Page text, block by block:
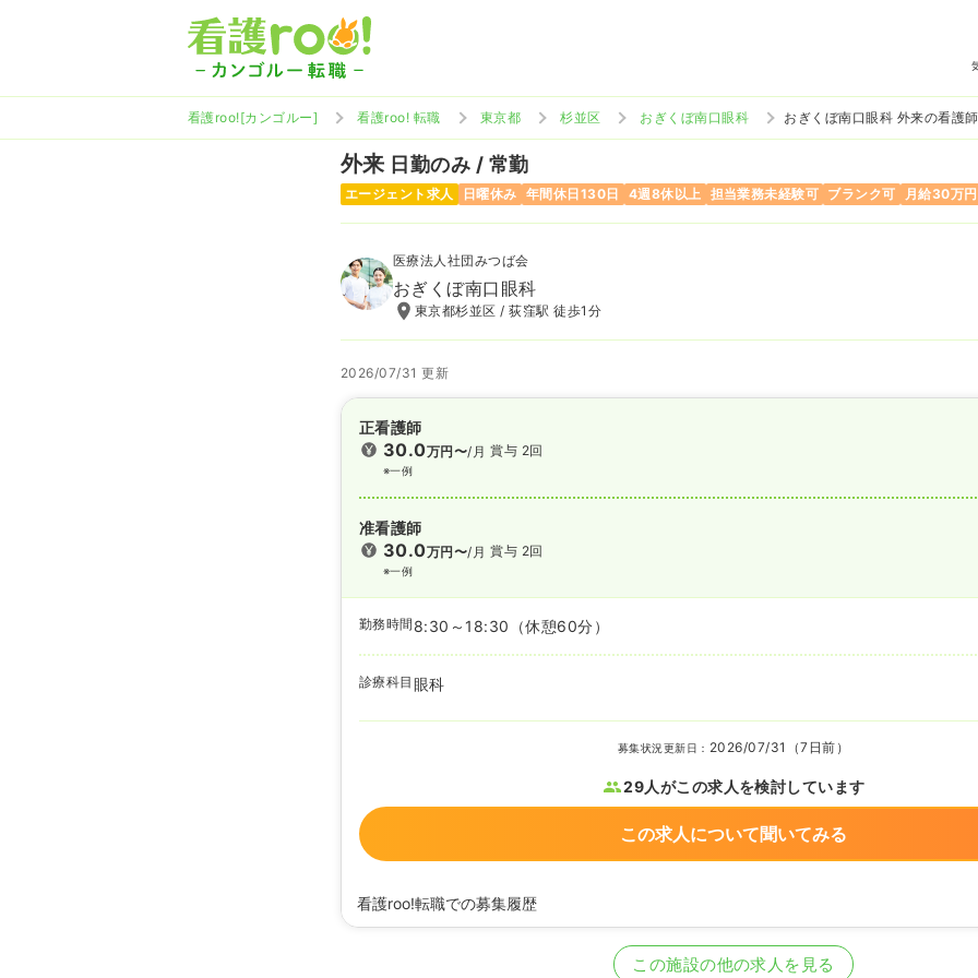
看護roo![カンゴルー] 看護roo! 転職 東京都 杉並区 おぎくぼ南口眼科 おぎくぼ南口眼科 外来の看護
外来 日勤のみ / 常勤
エージェント求人 日曜休み 年間休日130日 4週8休以上 担当業務未経験可 ブランク可 月給30万
医療法人社団みつば会
おぎくぼ南口眼科
東京都杉並区 / 荻窪駅 徒歩1分
2026/07/31 更新
正看護師
30.0万円〜/月
※一例
賞与 2回
准看護師
30.0万円〜/月
※一例
賞与 2回
勤務時間 8:30～18:30 （休憩60分）
診療科目 眼科
募集状況更新日： 2026/07/31（7日前）
29人がこの求人を検討しています
この求人について聞いてみる
看護roo!転職での募集履歴
この施設の他の求人を見る